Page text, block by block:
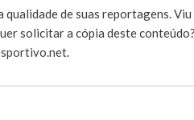
qualidade de suas reportagens.
solicitar a cópia deste conteúdo?
.